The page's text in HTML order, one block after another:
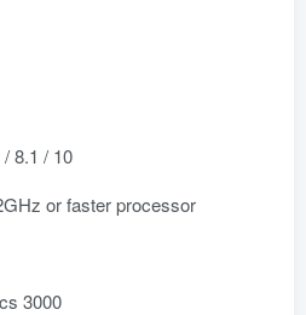
8.1 / 10
or faster processor
3000